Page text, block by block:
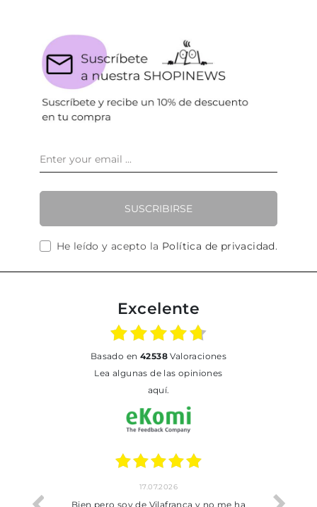
SUSCRIBIRSE
He leído y acepto la Política de privacidad.
Excelente
basado en 42538Valoraciones
Lea algunas de las opiniones
aquí.
trobat
17.07.2026
Bien pero soy de Vilafranca y no me ha